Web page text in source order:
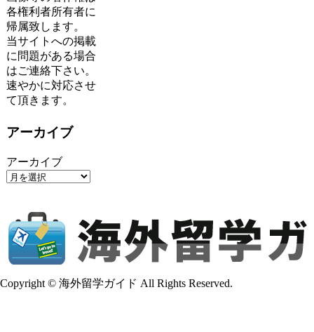
各権利者所有者に
帰属致します。
当サイトへの掲載
に問題がある場合
はご連絡下さい。
速やかに対応させ
て頂きます。
アーカイブ
アーカイブ
Copyright © 海外留学ガイド All Rights Reserved.